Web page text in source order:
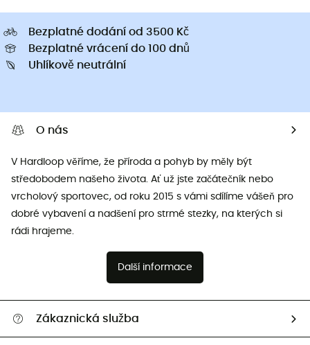
Bezplatné dodání od 3500 Kč
Bezplatné vrácení do 100 dnů
Uhlíkově neutrální
O nás
V Hardloop věříme, že příroda a pohyb by měly být
středobodem našeho života. Ať už jste začátečník nebo
vrcholový sportovec, od roku 2015 s vámi sdílíme vášeň pro
dobré vybavení a nadšení pro strmé stezky, na kterých si
rádi hrajeme.
Další informace
Zákaznická služba